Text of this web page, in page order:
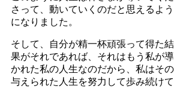
さって、動いていくのだと思えるよう
になりました。
そして、自分が精一杯頑張って得た結
果がそれであれば、それはもう私が導
かれた私の人生なのだから、私はその
与えられた人生を努力して歩み続けて